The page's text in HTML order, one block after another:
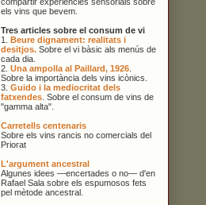
els vins que bevem.
Tres articles sobre el consum de vi
1. Beure dignament: realitats i
desitjos. Sobre el vi bàsic als menús de
cada dia.
2. Una ampolla al Paillard, 1926
Sobre la importància dels vins icònics.
3. Guido i la mediocritat dels
fatxendes . Sobre el consum de vins de
"gamma alta".
Carretells centenaris
Sobre els vins rancis no comercials del
Priorat
L'argument ancestral
Algunes idees —encertades o no— d'en
Rafael Sala sobre els espumosos fets
pel mètode ancestral.